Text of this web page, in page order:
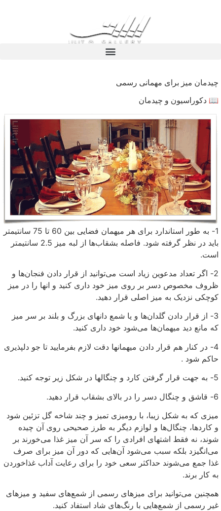
چیدمان میز برای مهمانی رسمی
📖 دکوراسیون و چیدمان
1- به طور استاندارد برای هر میهمان فضایی بین 60 تا 75 سانتیمتر
باید در نظر گرفته شود. فاصله بشقاب‌ها از لبه میز 2.5 سانتیمتر
است.
2- اگر تعداد مدعوین زیاد است می‌توانید از قرار دادن فنجان‌ها و
ظروف مخصوص دسر بر روی میز خود داری کنید و انها را در میز
کوچکی نزدیک به میز اصلی قرار دهید.
3- از قرار دادن گلدان‌ها و یا شمع دانهای بزرگ و بلند بر سر میز
که مانع دید میهمان‌ها می‌شود خود داری کنید.
4- در کنار هم قرار دادن میهمانها دقت لازم بفرمایید تا جو دلپذیری
حاکم شود .
5- به جهت قرار گرفتن کارد و چنگالها در شکل زیر توجه کنید.
6- قاشق و چنگال دسر را در بالای بشقاب قرار دهید.
میزی که به شکل زیبا، با رومیزی تمیز و چند شاخه گل تزئین شود
و کاردها، چنگال‌ها و لوازم دیگر به طرز صحیحی روی آن چیده
شوند، نه فقط اشتهای افرادی را که سر آن میز غذا می‌خورند بر
می‌انگیزد بلکه سبب می‌شود آن‌هایی که دور آن میز برای صرف
غذا جمع می‌شوند حداکثر سعی خود را برای رعایت آداب غذاخوردن
به کار برند.
همچنین می‌توانید برای میزهای رسمی از شمع‌های سفید و میزهای
غیر رسمی از شمع‌هایی با رنگ‌های شاد استفاد کنید.